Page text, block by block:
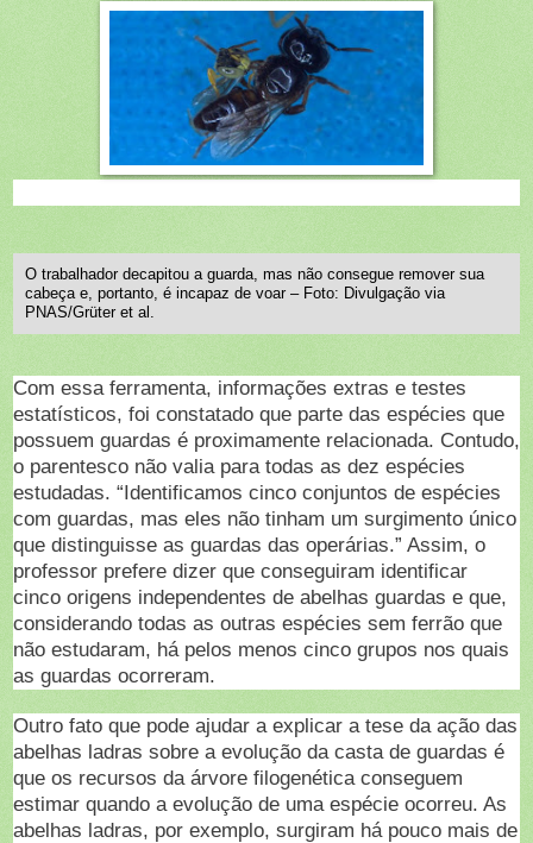
O trabalhador decapitou a guarda, mas não consegue remover sua
cabeça e, portanto, é incapaz de voar – Foto: Divulgação via
PNAS/Grüter et al.
Com essa ferramenta, informações extras e testes
estatísticos, foi constatado que parte das espécies que
possuem guardas é proximamente relacionada. Contudo,
o parentesco não valia para todas as dez espécies
estudadas. “Identificamos cinco conjuntos de espécies
com guardas, mas eles não tinham um surgimento único
que distinguisse as guardas das operárias.” Assim, o
professor prefere dizer que conseguiram identificar
cinco origens independentes de abelhas guardas e que,
considerando todas as outras espécies sem ferrão que
não estudaram, há pelos menos cinco grupos nos quais
as guardas ocorreram.
Outro fato que pode ajudar a explicar a tese da ação das
abelhas ladras sobre a evolução da casta de guardas é
que os recursos da árvore filogenética conseguem
estimar quando a evolução de uma espécie ocorreu. As
abelhas ladras, por exemplo, surgiram há pouco mais de